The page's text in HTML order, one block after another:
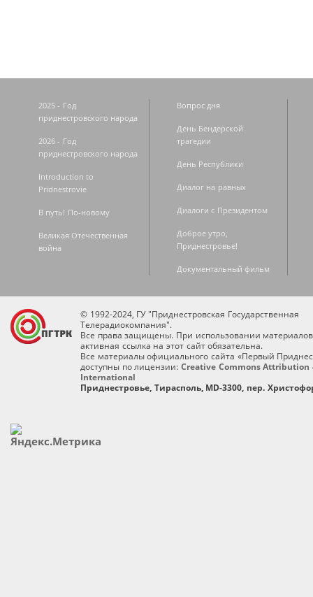
2025 - Год
приднестровского народа
2026 - Год
приднестровского народа
Introduction to
Pridnestrovie
В путь! По-новому
Великая Отечественная
война
Вопрос дня
День Бендерской
трагедии
День Республики
Диалог на равных
Диалоги с Президентом
Доброе утро,
Приднестровье!
Документальный фильм
© 1992-2024, ГУ "Приднестровская Государственная
Телерадиокомпания".
Все права защищены. При использовании
активная ссылка на этот сайт обязательна.
Все материалы официального сайта «Первый
доступны по лицензии: Creative Commons Attribution
International
Приднестровье, Тирасполь, MD-3300, пер.